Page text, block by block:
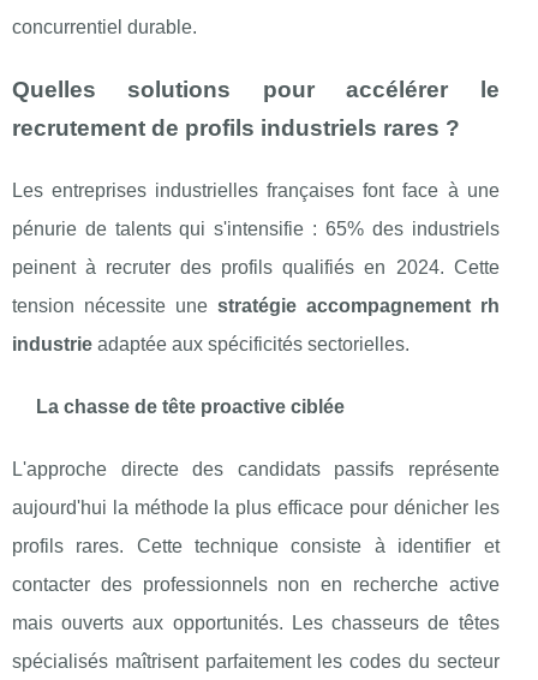
concurrentiel durable.
Quelles solutions pour accélérer le
recrutement de profils industriels rares ?
Les entreprises industrielles françaises font face à une
pénurie de talents qui s'intensifie : 65% des industriels
peinent à recruter des profils qualifiés en 2024. Cette
tension nécessite une stratégie accompagnement rh
industrie adaptée aux spécificités sectorielles.
La chasse de tête proactive ciblée
L'approche directe des candidats passifs représente
aujourd'hui la méthode la plus efficace pour dénicher les
profils rares. Cette technique consiste à identifier et
contacter des professionnels non en recherche active
mais ouverts aux opportunités. Les chasseurs de têtes
spécialisés maîtrisent parfaitement les codes du secteur